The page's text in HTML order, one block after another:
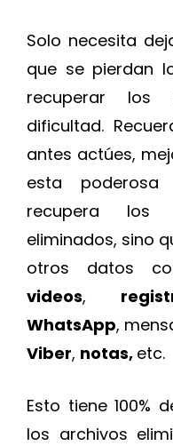
Solo necesita
que se pierdan
recuperar los
dificultad.
antes actúes,
esta poderosa
recupera los
eliminados, sino
otros datos
videos,
WhatsApp,
Viber, notas, etc.
Esto tiene 100%
los archivos